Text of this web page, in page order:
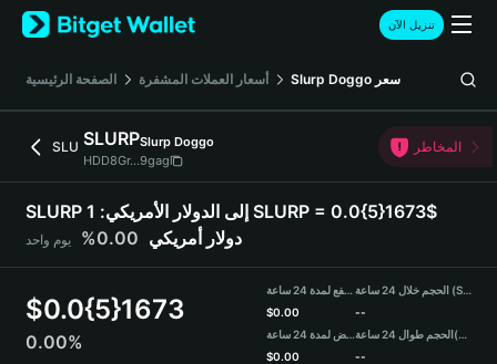
English
日本語
Русский
Español (Latinoamérica)
Türkçe
Deutsch
简体中文
Português (Portugal)
Bahasa Indonesia
تنزيل الآن
الصفحة الرئيسية أسعار العملات المشفرة Slurp Doggo سعر
SLU SLURPSlurp Doggo
HDD8Gr...9gag
المخاطر
SLURP إلى الدولار الأمريكي: 1 SLURP = 0.0{5}1673$
دولار أمريكي 0.00% يوم واحد
$0.0{5}1673
0.00%
مرتفع لمدة 24 ساعة
$0.00
منخفض لمدة 24 ساعة
$0.00
الحجم خلال 24 ساعة (SLURP)
--
الحجم طوال 24 ساعة(USDT)
--